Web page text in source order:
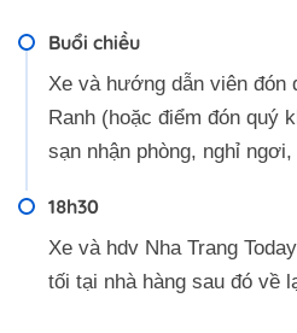
Buổi chiều
Xe và hướng dẫn viên đón
Ranh (hoặc điểm đón quý
sạn nhận phòng, nghỉ
18h30
Xe và hdv Nha Trang
tối tại nhà hàng sau đó về